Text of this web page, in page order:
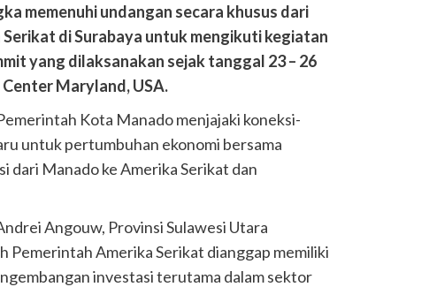
memenuhi undangan secara khusus dari
di Surabaya untuk mengikuti kegiatan
yang dilaksanakan sejak tanggal 23 – 26
Maryland, USA.
Kota Manado menjajaki koneksi-
untuk pertumbuhan ekonomi bersama
dari Manado ke Amerika Serikat dan
Angouw, Provinsi Sulawesi Utara
Pemerintah Amerika Serikat dianggap memiliki
investasi terutama dalam sektor